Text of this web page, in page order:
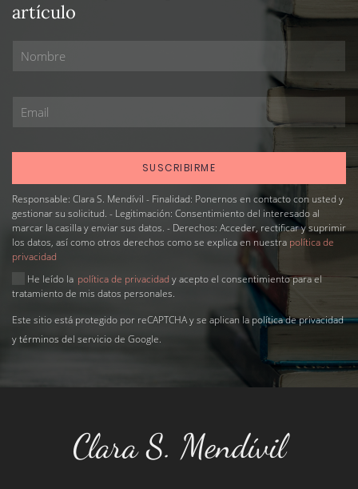
artículo
Responsable: Clara S. Mendívil - Finalidad: Ponernos en contacto con usted y
gestionar su solicitud. - Legitimación: Consentimiento del interesado al
marcar la casilla y enviar sus datos. - Derechos: Acceder, rectificar y suprimir
los datos, así como otros derechos como se explica en nuestra política de
privacidad
He leído la política de privacidad y acepto el consentimiento para el
tratamiento de mis datos personales.
Este sitio está protegido por reCAPTCHA y se aplican la política de privacidad
ytérminos del serviciode Google.
Clara S. Mendívil